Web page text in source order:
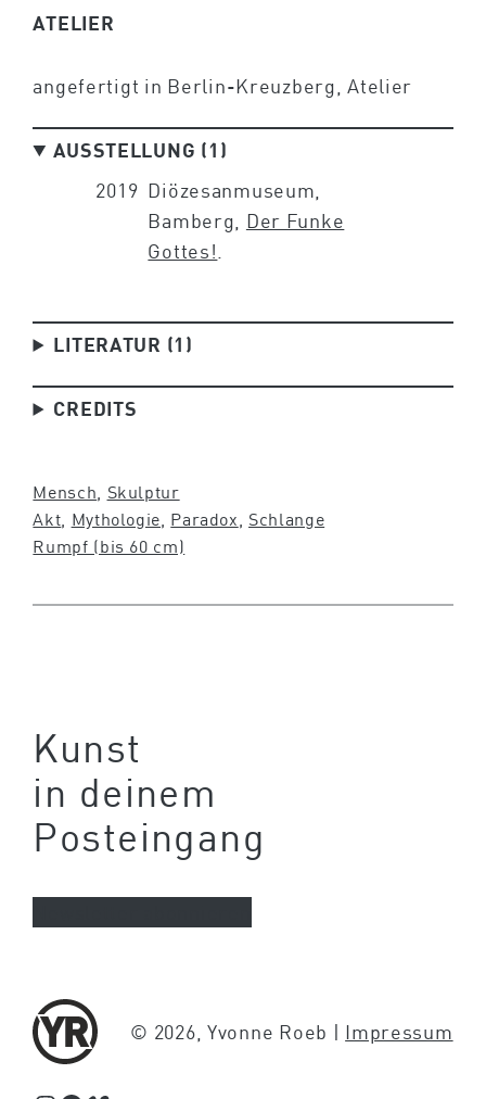
ATELIER
angefertigt in Berlin-Kreuzberg, Atelier
AUSSTELLUNG (1)
2019 Diözesanmuseum,
Bamberg, Der Funke
Gottes!
LITERATUR (1)
CREDITS
Mensch
Skulptur
Akt Mythologie Paradox
Schlange
Rumpf (bis 60 cm)
Kunst
in deinem
Posteingang
© 2026, Yvonne Roeb | Impressum